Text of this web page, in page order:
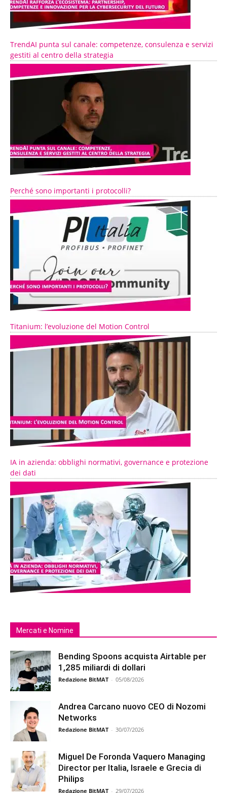
TrendAI punta sul canale: competenze, consulenza e servizi
gestiti al centro della strategia
Perché sono importanti i protocolli?
Titanium: l’evoluzione del Motion Control
IA in azienda: obblighi normativi, governance e protezione
dei dati
Mercati e Nomine
Bending Spoons acquista Airtable per
1,285 miliardi di dollari
Redazione BitMAT - 05/08/2026
Andrea Carcano nuovo CEO di Nozomi
Networks
Redazione BitMAT - 30/07/2026
Miguel De Foronda Vaquero Managing
Director per Italia, Israele e Grecia di
Philips
Redazione BitMAT - 29/07/2026